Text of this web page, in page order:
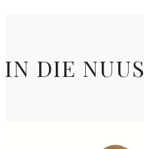
IN DIE NUUS